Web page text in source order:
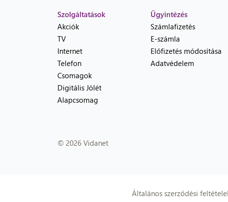
Szolgáltatások
Akciók
TV
Internet
Telefon
Csomagok
Digitális Jólét
Alapcsomag
Ügyintézés
Számlafizetés
E-számla
Előfizetés módosítása
Adatvédelem
© 2026 Vidanet
Általános szerződési